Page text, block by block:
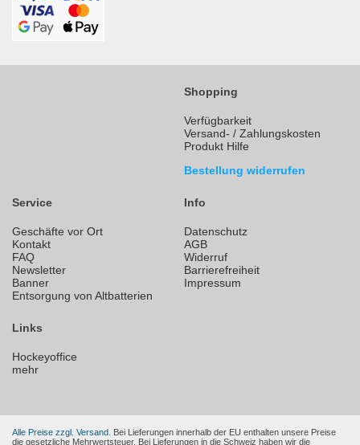
Shopping
Verfügbarkeit
Versand- / Zahlungskosten
Produkt Hilfe
Bestellung widerrufen
Service
Geschäfte vor Ort
Kontakt
FAQ
Newsletter
Banner
Entsorgung von Altbatterien
Info
Datenschutz
AGB
Widerruf
Barrierefreiheit
Impressum
Links
Hockeyoffice
mehr
Alle Preise zzgl. Versand. Bei Lieferungen innerhalb der EU enthalten unsere Preise
die gesetzliche Mehrwertsteuer. Bei Lieferungen in die Schweiz haben wir die